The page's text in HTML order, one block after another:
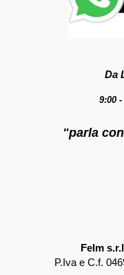
Da
9:00
"parla
Felm
P.Iva e C.f.